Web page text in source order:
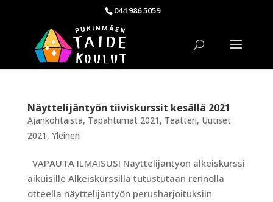
044 986 5059
Näyttelijäntyön tiiviskurssit kesällä 2021
Ajankohtaista, Tapahtumat 2021 , Teatteri, Uutiset
2021 , Yleinen
VAPAUTA ILMAISUSI Näyttelijäntyön alkeiskurssi
aikuisille Alkeiskurssilla tutustutaan rennolla
otteella näyttelijäntyön perusharjoituksiin